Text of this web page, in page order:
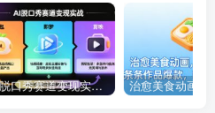
AI脱口秀赛道变现实战：豆包+即梦+剪映三个工具，把高互动内容做成批量复制流水线